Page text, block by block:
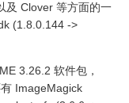
及 Clover 等方面的一
(1.8.0.144 ->
3.26.2 软件包，
ImageMagick